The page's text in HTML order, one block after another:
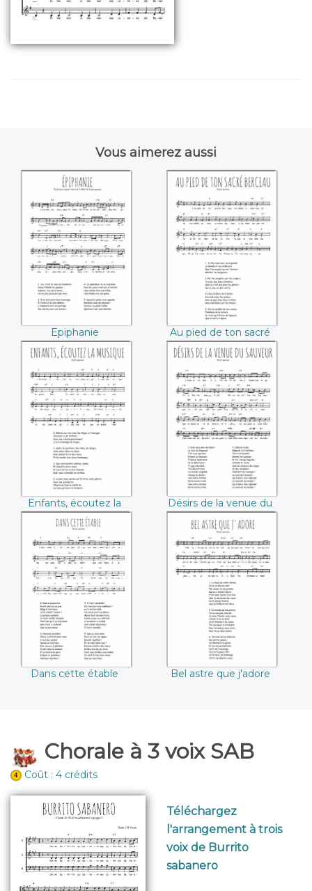
Vous aimerez aussi
Epiphanie
Epiphanie
Au pied de ton
sacré berceau
Au pied de ton sacré
berceau
Enfants, écoutez la
musique
Enfants, écoutez la
musique
Désirs de la venue
du Sauveur
Désirs de la venue du
Sauveur
Dans cette étable
Dans cette étable
Bel astre que
j'adore
Bel astre que j'adore
Chorale à 3 voix SAB
Coût : 4 crédits
Téléchargez
l'arrangement à trois
voix de Burrito
sabanero